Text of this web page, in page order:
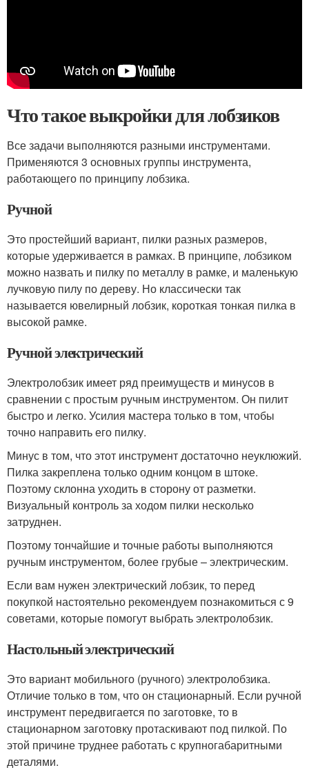
Что такое выкройки для лобзиков
Все задачи выполняются разными инструментами.
Применяются 3 основных группы инструмента,
работающего по принципу лобзика.
Ручной
Это простейший вариант, пилки разных размеров,
которые удерживается в рамках. В принципе, лобзиком
можно назвать и пилку по металлу в рамке, и маленькую
лучковую пилу по дереву. Но классически так
называется ювелирный лобзик, короткая тонкая пилка в
высокой рамке.
Ручной электрический
Электролобзик имеет ряд преимуществ и минусов в
сравнении с простым ручным инструментом. Он пилит
быстро и легко. Усилия мастера только в том, чтобы
точно направить его пилку.
Минус в том, что этот инструмент достаточно неуклюжий.
Пилка закреплена только одним концом в штоке.
Поэтому склонна уходить в сторону от разметки.
Визуальный контроль за ходом пилки несколько
затруднен.
Поэтому тончайшие и точные работы выполняются
ручным инструментом, более грубые – электрическим.
Если вам нужен электрический лобзик, то перед
покупкой настоятельно рекомендуем познакомиться с 9
советами, которые помогут выбрать электролобзик.
Настольный электрический
Это вариант мобильного (ручного) электролобзика.
Отличие только в том, что он стационарный. Если ручной
инструмент передвигается по заготовке, то в
стационарном заготовку протаскивают под пилкой. По
этой причине труднее работать с крупногабаритными
деталями.